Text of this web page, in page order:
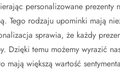
personalizowane prezenty
Tego rodzaju upominki mają
sprawia, że każdy
Dzięki temu możemy wyrazić
mają większą wartość